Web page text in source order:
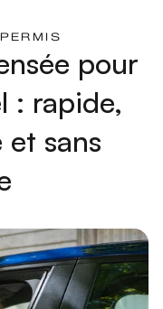
pour
: rapide,
sans